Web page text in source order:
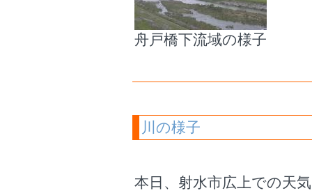
舟戸橋下流域の様子
川の様子
本日、射水市広上での天